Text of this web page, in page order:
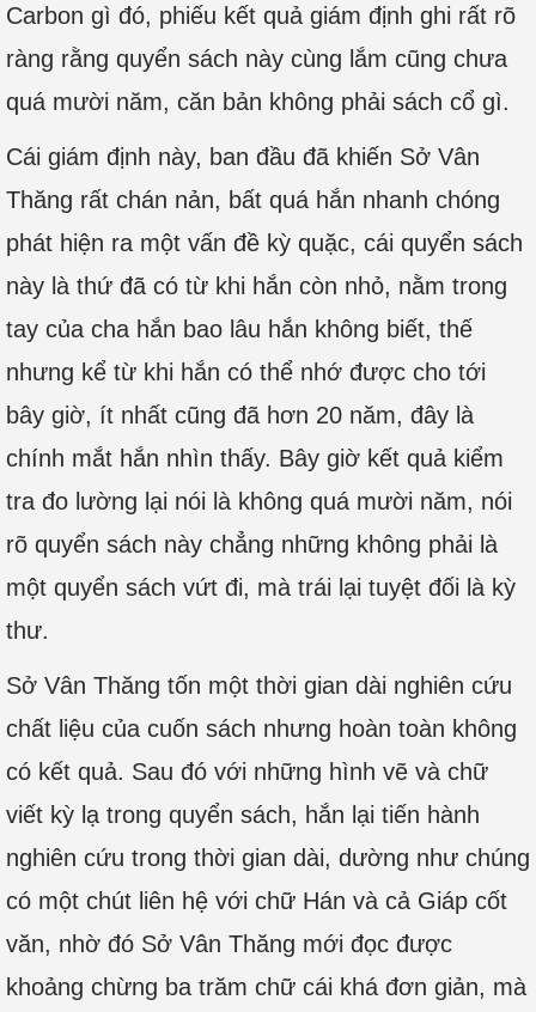
Carbon gì đó, phiếu kết quả giám định ghi rất rõ
ràng rằng quyển sách này cùng lắm cũng chưa
quá mười năm, căn bản không phải sách cổ gì.
Cái giám định này, ban đầu đã khiến Sở Vân
Thăng rất chán nản, bất quá hắn nhanh chóng
phát hiện ra một vấn đề kỳ quặc, cái quyển sách
này là thứ đã có từ khi hắn còn nhỏ, nằm trong
tay của cha hắn bao lâu hắn không biết, thế
nhưng kể từ khi hắn có thể nhớ được cho tới
bây giờ, ít nhất cũng đã hơn 20 năm, đây là
chính mắt hắn nhìn thấy. Bây giờ kết quả kiểm
tra đo lường lại nói là không quá mười năm, nói
rõ quyển sách này chẳng những không phải là
một quyển sách vứt đi, mà trái lại tuyệt đối là kỳ
thư.
Sở Vân Thăng tốn một thời gian dài nghiên cứu
chất liệu của cuốn sách nhưng hoàn toàn không
có kết quả. Sau đó với những hình vẽ và chữ
viết kỳ lạ trong quyển sách, hắn lại tiến hành
nghiên cứu trong thời gian dài, dường như chúng
có một chút liên hệ với chữ Hán và cả Giáp cốt
văn, nhờ đó Sở Vân Thăng mới đọc được
khoảng chừng ba trăm chữ cái khá đơn giản, mà